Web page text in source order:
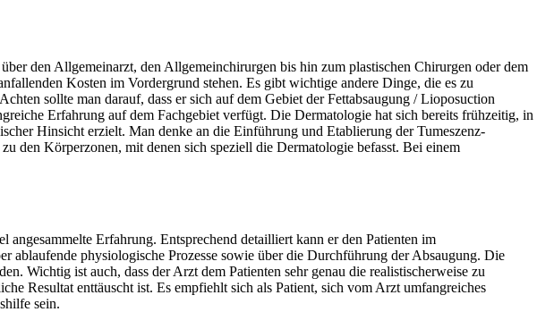
den Allgemeinarzt, den Allgemeinchirurgen bis hin zum plastischen Chirurgen oder dem
Kosten im Vordergrund stehen. Es gibt wichtige andere Dinge, die es zu
sollte man darauf, dass er sich auf dem Gebiet der Fettabsaugung / Lioposuction
Erfahrung auf dem Fachgebiet verfügt. Die Dermatologie hat sich bereits frühzeitig, in
Hinsicht erzielt. Man denke an die Einführung und Etablierung der Tumeszenz-
den Körperzonen, mit denen sich speziell die Dermatologie befasst. Bei einem
Erfahrung. Entsprechend detailliert kann er den Patienten im
ablaufende physiologische Prozesse sowie über die Durchführung der Absaugung. Die
Wichtig ist auch, dass der Arzt dem Patienten sehr genau die realistischerweise zu
Resultat enttäuscht ist. Es empfiehlt sich als Patient, sich vom Arzt umfangreiches
sein.